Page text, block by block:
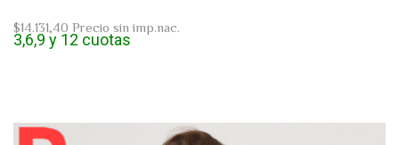
$14.131,40 Precio sin imp.nac.
3,6,9 y 12 cuotas